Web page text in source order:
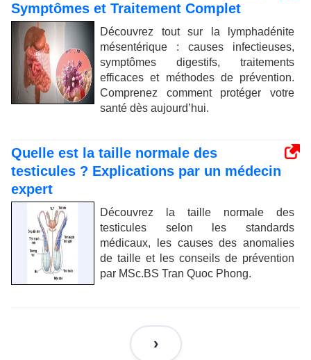
Symptômes et Traitement Complet
Découvrez tout sur la lymphadénite
mésentérique : causes infectieuses,
symptômes digestifs, traitements
efficaces et méthodes de prévention.
Comprenez comment protéger votre
santé dès aujourd’hui.
Quelle est la taille normale des
testicules ? Explications par un médecin
expert
Découvrez la taille normale des
testicules selon les standards
médicaux, les causes des anomalies
de taille et les conseils de prévention
par MSc.BS Tran Quoc Phong.